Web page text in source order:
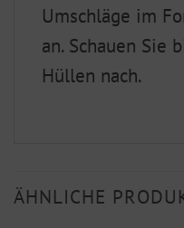
Umschläge im
an. Schauen Sie
Hüllen nach.
ÄHNLICHE